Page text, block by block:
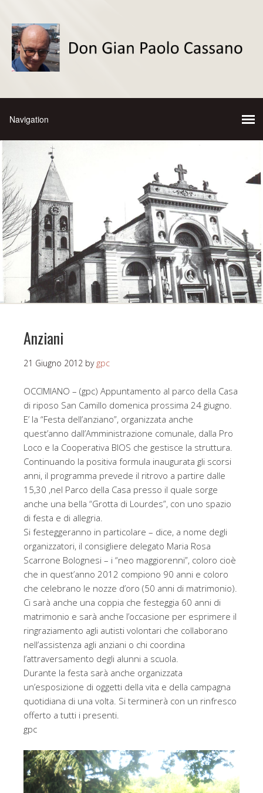
Anziani
21 Giugno 2012 by gpc
OCCIMIANO – (gpc) Appuntamento al parco della Casa
di riposo San Camillo domenica prossima 24 giugno.
E’ la “Festa dell’anziano”, organizzata anche
quest’anno dall’Amministrazione comunale, dalla Pro
Loco e la Cooperativa BIOS che gestisce la struttura.
Continuando la positiva formula inaugurata gli scorsi
anni, il programma prevede il ritrovo a partire dalle
15,30 ,nel Parco della Casa presso il quale sorge
anche una bella “Grotta di Lourdes”, con uno spazio
di festa e di allegria.
Si festeggeranno in particolare – dice, a nome degli
organizzatori, il consigliere delegato Maria Rosa
Scarrone Bolognesi – i “neo maggiorenni”, coloro cioè
che in quest’anno 2012 compiono 90 anni e coloro
che celebrano le nozze d’oro (50 anni di matrimonio).
Ci sarà anche una coppia che festeggia 60 anni di
matrimonio e sarà anche l’occasione per esprimere il
ringraziamento agli autisti volontari che collaborano
nell’assistenza agli anziani o chi coordina
l’attraversamento degli alunni a scuola.
Durante la festa sarà anche organizzata
un’esposizione di oggetti della vita e della campagna
quotidiana di una volta. Si terminerà con un rinfresco
offerto a tutti i presenti.
gpc